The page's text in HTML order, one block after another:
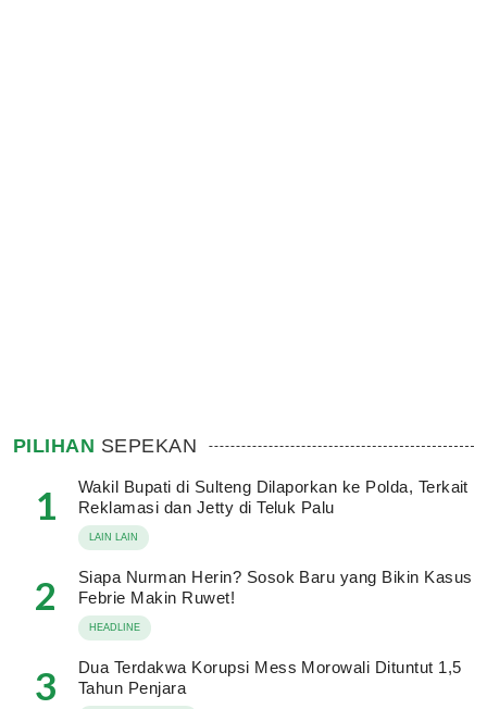
PILIHAN SEPEKAN
1
Wakil Bupati di Sulteng Dilaporkan ke Polda, Terkait
Reklamasi dan Jetty di Teluk Palu
LAIN LAIN
2
Siapa Nurman Herin? Sosok Baru yang Bikin Kasus
Febrie Makin Ruwet!
HEADLINE
3
Dua Terdakwa Korupsi Mess Morowali Dituntut 1,5
Tahun Penjara